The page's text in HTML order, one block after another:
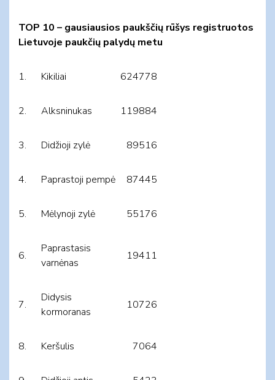
TOP 10 – gausiausios paukščių rūšys registruotos
Lietuvoje paukčių palydų metu
1. Kikiliai 624778
2. Alksninukas 119884
3. Didžioji zylė 89516
4. Paprastoji pempė 87445
5. Mėlynoji zylė 55176
6.
Paprastasis
varnėnas
19411
7.
Didysis
kormoranas
10726
8. Keršulis 7064